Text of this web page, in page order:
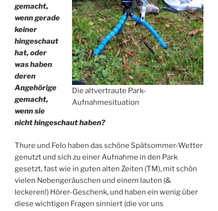
Die altvertraute Park-
Aufnahmesituation
gemacht,
wenn gerade
keiner
hingeschaut
hat, oder
was haben
deren
Angehörige
gemacht,
wenn sie
nicht hingeschaut haben?
Thure und Felo haben das schöne Spätsommer-Wetter
genutzt und sich zu einer Aufnahme in den Park
gesetzt, fast wie in guten alten Zeiten (TM), mit schön
vielen Nebengeräuschen und einem lauten (&
leckeren!) Hörer-Geschenk, und haben ein wenig über
diese wichtigen Fragen sinniert (die vor uns